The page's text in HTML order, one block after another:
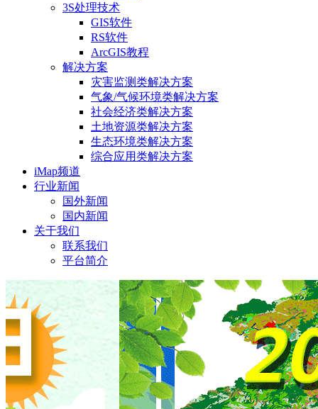
3S处理技术
GIS软件
RS软件
ArcGIS教程
解决方案
灾害监测类解决方案
气象/气候环境类解决方案
社会经济类解决方案
土地资源类解决方案
生态环境类解决方案
综合应用类解决方案
iMap频道
行业新闻
国外新闻
国内新闻
关于我们
联系我们
平台简介